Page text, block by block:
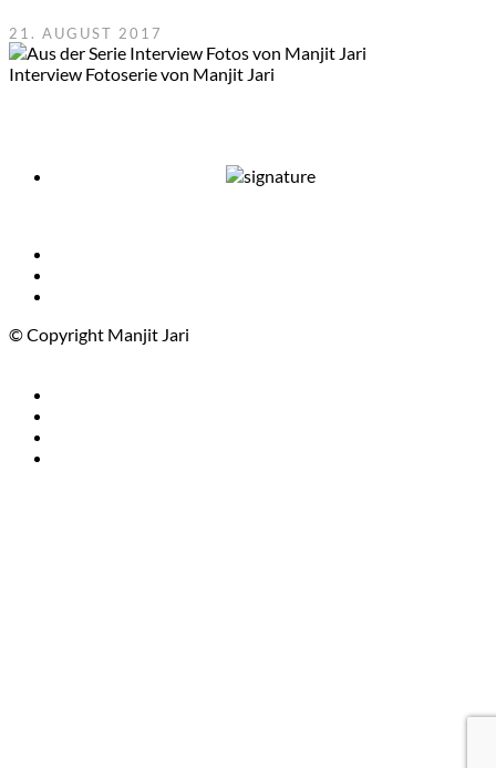
21. AUGUST 2017
Interview Fotoserie von Manjit Jari
© Copyright Manjit Jari